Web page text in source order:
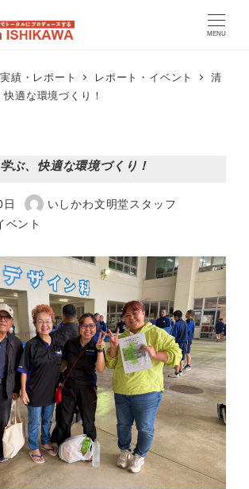
MENU
実績・レポート レポート・イベント
清
適な環境づくり！
ぶ、快適な環境づくり！
著
者
いしかわ文明堂スタッフ
レポート）
ベント